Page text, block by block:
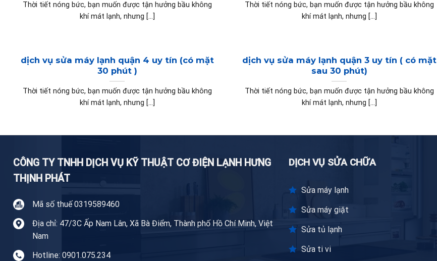
Thời tiết nóng bức, bạn muốn được tận hưởng bầu không
khí mát lạnh, nhưng [...]
Thời tiết nóng bức, bạn muốn được tận hưởng bầu không
khí mát lạnh, nhưng [...]
dịch vụ sửa máy lạnh quận 4 uy tín (có mặt
30 phút )
Thời tiết nóng bức, bạn muốn được tận hưởng bầu không
khí mát lạnh, nhưng [...]
dịch vụ sửa máy lạnh quận 3 uy tín ( có mặt
sau 30 phút)
Thời tiết nóng bức, bạn muốn được tận hưởng bầu không
khí mát lạnh, nhưng [...]
CÔNG TY TNHH DỊCH VỤ KỸ THUẬT CƠ ĐIỆN LẠNH HƯNG
THỊNH PHÁT
Mã số thuế 0319589460
Địa chỉ: 47/3C Ấp Nam Lân, Xã Bà Điểm, Thành phố Hồ Chí Minh, Việt
Nam
Hotline: 0901.075.234
DỊCH VỤ SỬA CHỮA
Sửa máy lạnh
Sửa máy giặt
Sửa tủ lạnh
Sửa ti vi